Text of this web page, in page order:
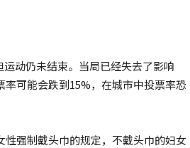
动仍未结束。当局已经失去了影响
可能会跌到15%，在城市中投票率恐
强制戴头巾的规定，不戴头巾的妇女